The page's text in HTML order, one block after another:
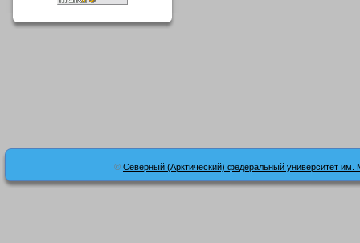
© Северный (Арктический) федеральный университет